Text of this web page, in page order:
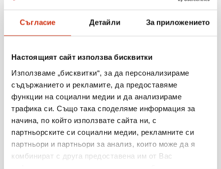
Съгласие Детайли За приложението
Настоящият сайт използва бисквитки
Използваме „бисквитки“, за да персонализираме
съдържанието и рекламите, да предоставяме
функции на социални медии и да анализираме
трафика си. Също така споделяме информация за
начина, по който използвате сайта ни, с
партньорските си социални медии, рекламните си
партньори и партньори за анализ, които може да я
комбинират с друга предоставена им от Вас
посети три населени места в община Разград
31.07.2026
„Мобилен кабинет за репродуктивно здраве“
приключи лятната си обиколка в Гоце Делчев и
Петрич